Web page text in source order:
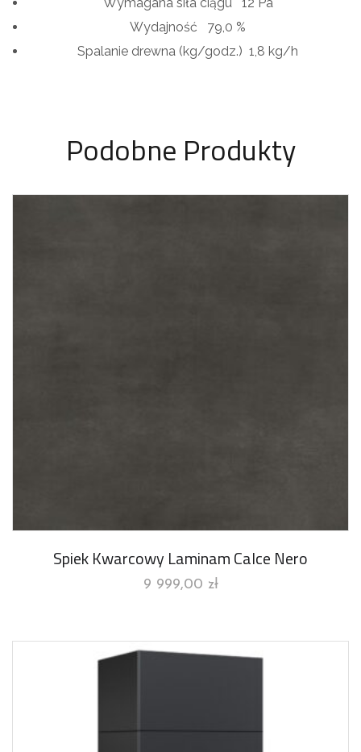
Wydajność 79,0 %
Spalanie drewna (kg/godz.) 1,8 kg/h
Podobne Produkty
Spiek Kwarcowy Laminam Calce Nero
9 999,00 zł